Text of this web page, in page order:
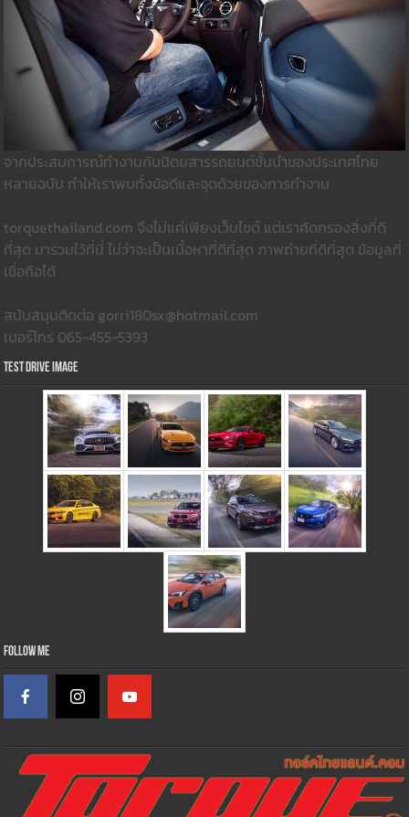
จากประสบการณ์ทำงานกับนิตยสารรถยนต์ชั้นนำของประเทศไทย
หลายฉบับ ทำให้เราพบทั้งข้อดีและจุดด้วยของการทำงาน
torquethailand.com จึงไม่แค่เพียงเว็บไซต์ แต่เราคัดกรองสิ่งที่ดี
ที่สุด มารวมใว้ที่นี่ ไม่ว่าจะเป็นเนื้อหาที่ดีที่สุด ภาพถ่ายที่ดีที่สุด ข้อมูลที่
เชื่อถือได้
สนับสนุนติดต่อ gorri180sx@hotmail.com
เบอร์โทร 065-455-5393
Test Drive Image
Follow Me